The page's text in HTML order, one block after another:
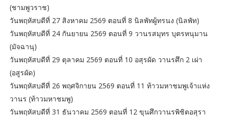
(ชามพูวราช)
วันพฤหัสบดีที่ 27 สิงหาคม 2569 ตอนที่ 8 นิลพัทผู้ทรนง (นิลพัท)
วันพฤหัสบดีที่ 24 กันยายน 2569 ตอนที่ 9 วานรสมุทร บุตรหนุมาน
(มัจฉานุ)
วันพฤหัสบดีที่ 29 ตุลาคม 2569 ตอนที่ 10 อสุรผัด วานรศึก 2 เผ่า
(อสูรผัด)
วันพฤหัสบดีที่ 26 พฤศจิกายน 2569 ตอนที่ 11 ท้าวมหาชมพูเจ้าแห่ง
วานร (ท้าวมหาชมพู)
วันพฤหัสบดีที่ 31 ธันวาคม 2569 ตอนที่ 12 ขุนศึกวานรพิชิตอสุรา